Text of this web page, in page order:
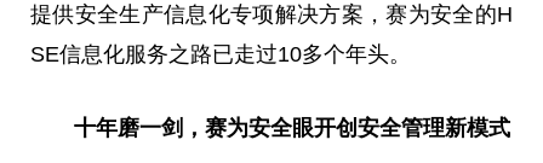
提供安全生产信息化专项解决方案，赛为安全的H
SE信息化服务之路已走过10多个年头。
十年磨一剑，赛为安全眼开创安全管理新模式